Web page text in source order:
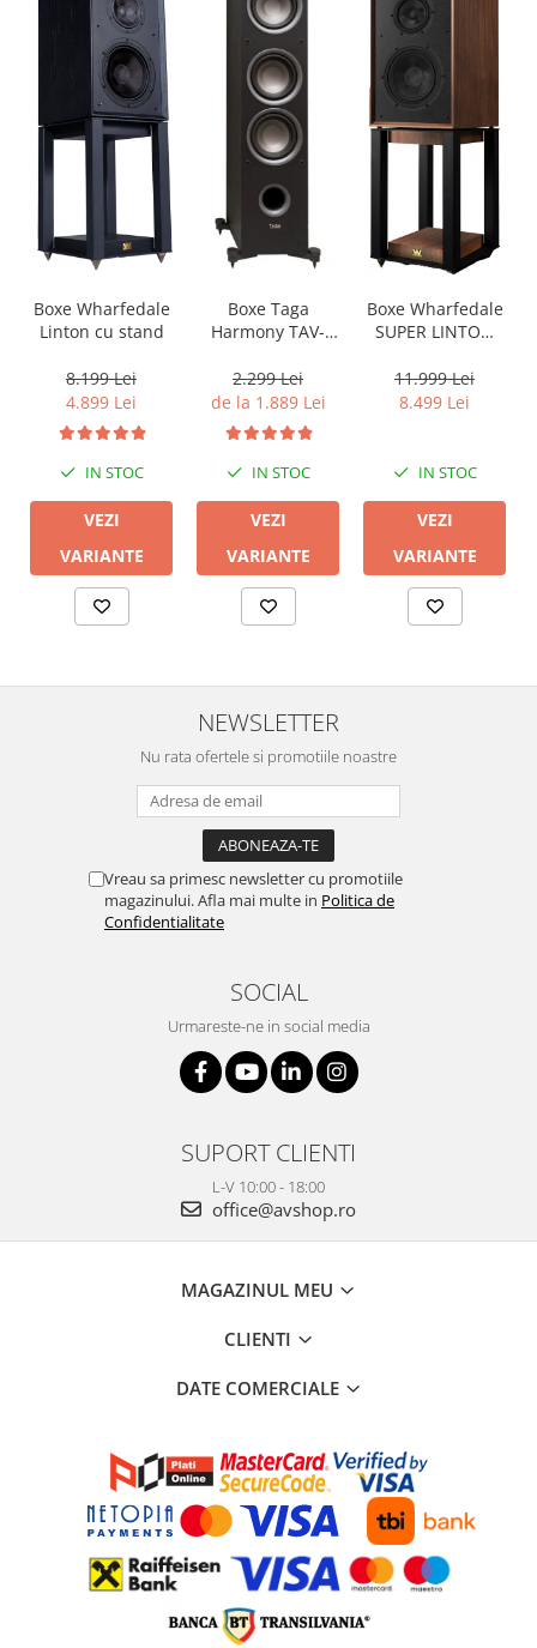
Boxe Wharfedale
Linton cu stand
8.199 Lei
4.899 Lei
IN STOC
VEZI
VARIANTE
Boxe Taga
Harmony TAV-
2.299 Lei
de la 1.889 Lei
IN STOC
VEZI
VARIANTE
Boxe Wharfedale
SUPER LINTON
11.999 Lei
8.499 Lei
IN STOC
VEZI
VARIANTE
NEWSLETTER
Nu rata ofertele si promotiile noastre
Vreau sa primesc newsletter cu promotiile
magazinului. Afla mai multe in Politica de
Confidentialitate
SOCIAL
Urmareste-ne in social media
SUPORT CLIENTI
L-V 10:00 - 18:00
office@avshop.ro
MAGAZINUL MEU
CLIENTI
DATE COMERCIALE